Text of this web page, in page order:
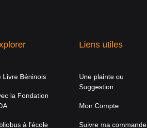
Livre Béninois
la Fondation
à l’école
Liens utiles
Une plainte ou
Suggestion
Mon Compte
Suivre ma commande